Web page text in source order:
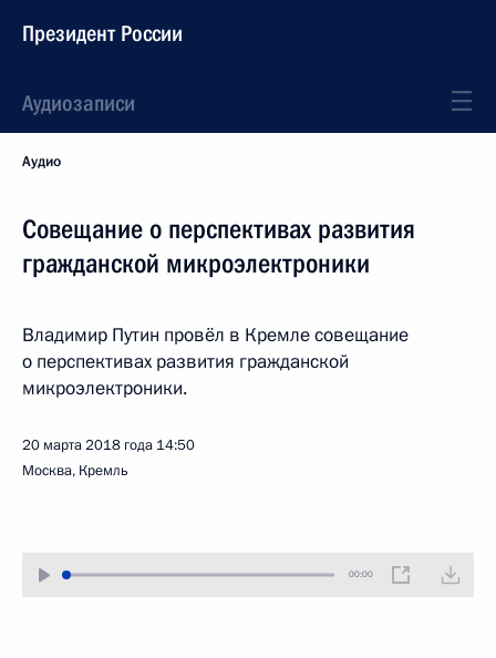
Президент России
Аудиозаписи
Аудио
Совещание о перспективах развития
гражданской микроэлектроники
Владимир Путин провёл в Кремле совещание
о перспективах развития гражданской
микроэлектроники.
20 марта 2018 года 14:50
Москва, Кремль
00:00